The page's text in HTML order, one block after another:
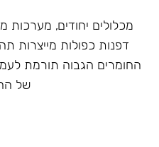
מכלולים יחודים, מערכות
דפנות כפולות מייצרות
החומרים הגבוה תורמת
של